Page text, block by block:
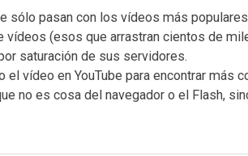
sólo pasan con los vídeos más
vídeos (esos que arrastran cientos de
saturación de sus servidores.
el vídeo en YouTube para encontrar más
no es cosa del navegador o el Flash,